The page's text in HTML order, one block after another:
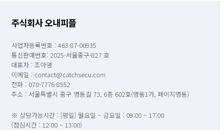
주식회사 오내피플
사업자등록번호 : 463-87-00935
통신판매번호: 2025-서울중구-827 호
대표자 : 조아영
이메일 : contact@catchsecu.com
전화 : 070-7776-8552
주소 : 서울특별시 중구 명동길 73, 6층 602호(명동1가, 페이지명동)
※ 상담가능시간 : [평일] 월요일 ~ 금요일 : 09:00 ~ 17:00
(점심시간 : 12:00 ~ 13:00)